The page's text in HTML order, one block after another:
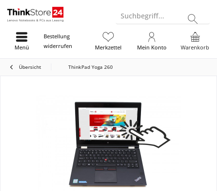
Suchbegriff...
Bestellung
widerrufen
Warenkorb
Merkzettel Mein Konto
Menü
Übersicht ThinkPad Yoga 260